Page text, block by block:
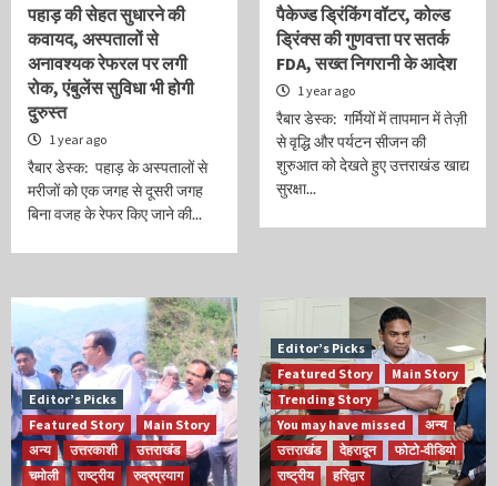
पहाड़ की सेहत सुधारने की
कवायद, अस्पतालों से
अनावश्यक रेफरल पर लगी
रोक, एंबुलेंस सुविधा भी होगी
दुरुस्त
1 year ago
रैबार डेस्क: पहाड़ के अस्पतालों से
मरीजों को एक जगह से दूसरी जगह
बिना वजह के रेफर किए जाने की...
पैकेज्ड ड्रिंकिंग वॉटर, कोल्ड
ड्रिंक्स की गुणवत्ता पर सतर्क
FDA, सख्त निगरानी के आदेश
1 year ago
रैबार डेस्क: गर्मियों में तापमान में तेज़ी
से वृद्धि और पर्यटन सीजन की
शुरुआत को देखते हुए उत्तराखंड खाद्य
सुरक्षा...
Editor’s Picks
Featured Story
Main Story
अन्य
उत्तरकाशी
उत्तराखंड
चमोली
राष्ट्रीय रुद्रप्रयाग
Editor’s Picks
Featured Story
Main Story
Trending Story
You may have missed
अन्य
उत्तराखंड
देहरादून
फोटो-वीडियो
राष्ट्रीय
हरिद्वार